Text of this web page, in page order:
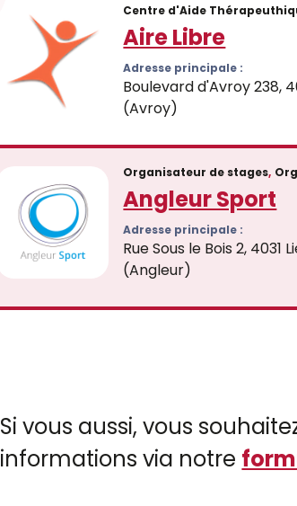
Centre d'Aide
Aire Libre
Adresse principale :
Boulevard d'Avroy 238,
(Avroy)
Organisateur de stages,
Angleur Sport
Adresse principale :
Rue Sous le Bois 2, 4031
(Angleur)
Si vous aussi, vous
informations via notre